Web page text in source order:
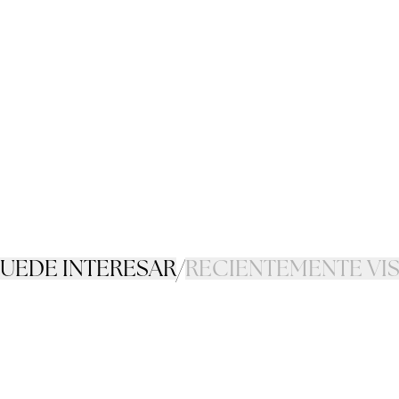
INTERESAR/RECIENTEMENTE